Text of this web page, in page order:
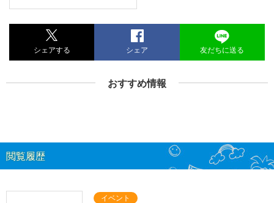
シェアする シェア 友だちに送る
おすすめ情報
閲覧履歴